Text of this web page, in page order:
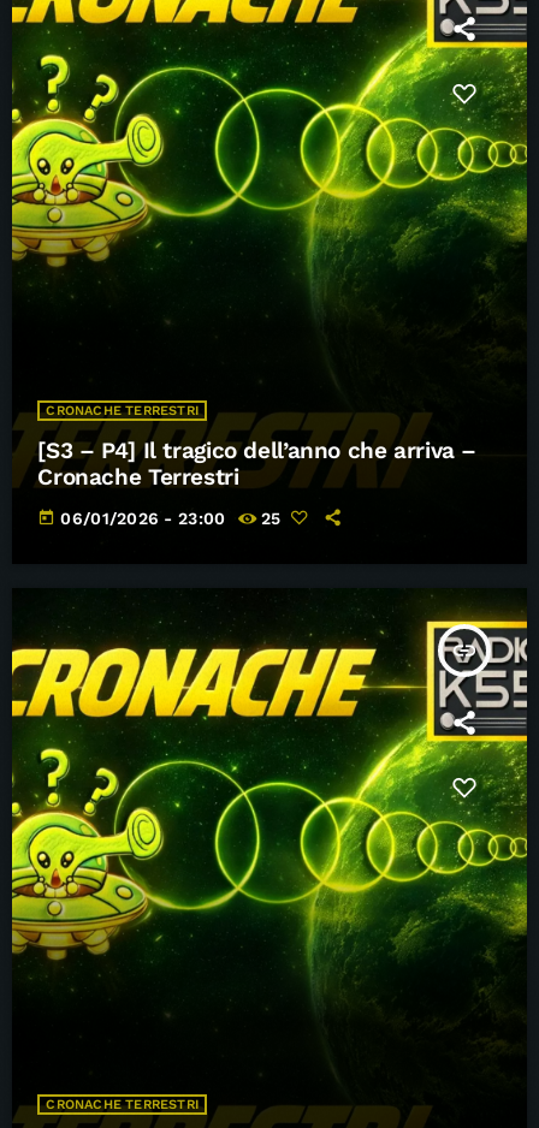
CRONACHE TERRESTRI
[S3 – P4] Il tragico dell’anno che arriva –
Cronache Terrestri
today 06/01/2026 - 23:00 25
insert_link
CRONACHE TERRESTRI